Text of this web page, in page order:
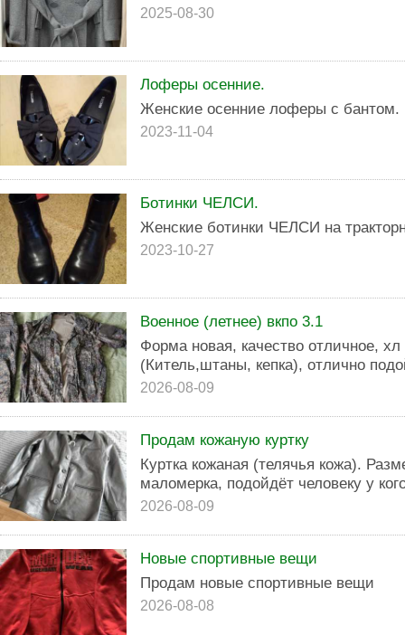
2025-08-30
Лоферы осенние.
Женские осенние лоферы с бантом.
2023-11-04
Ботинки ЧЕЛСИ.
Женские ботинки ЧЕЛСИ на
2023-10-27
Военное (летнее) вкпо 3.1
Форма новая, качество отличное,
(Китель,штаны, кепка), отлично
2026-08-09
Продам кожаную куртку
Куртка кожаная (телячья кожа).
маломерка, подойдёт человеку у
2026-08-09
Новые спортивные вещи
Продам новые спортивные вещи
2026-08-08